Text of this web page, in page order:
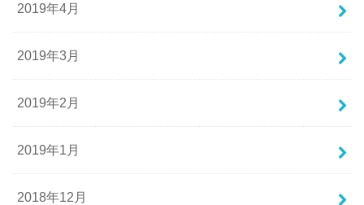
2019年4月
2019年3月
2019年2月
2019年1月
2018年12月